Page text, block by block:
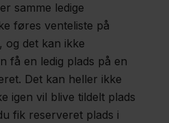
samme ledige
føres venteliste på
og det kan ikke
få en ledig plads på en
Det kan heller ikke
igen vil blive tildelt plads
fik reserveret plads i